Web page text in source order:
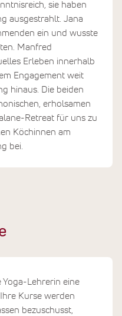
sie haben
ausgestrahlt. Jana
ein und wusste
Manfred
Erleben innerhalb
Engagement weit
hinaus. Die beiden
erholsamen
Retreat für uns zu
Köchinnen am
bei.
Lehrerin eine
Kurse werden
bezuschusst,